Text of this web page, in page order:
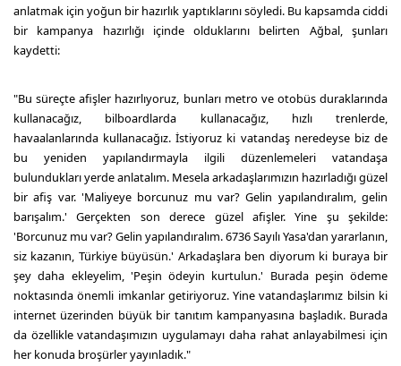
anlatmak için yoğun bir hazırlık yaptıklarını söyledi. Bu kapsamda ciddi
bir kampanya hazırlığı içinde olduklarını belirten Ağbal, şunları
kaydetti:
"Bu süreçte afişler hazırlıyoruz, bunları metro ve otobüs duraklarında
kullanacağız, bilboardlarda kullanacağız, hızlı trenlerde,
havaalanlarında kullanacağız. İstiyoruz ki vatandaş neredeyse biz de
bu yeniden yapılandırmayla ilgili düzenlemeleri vatandaşa
bulundukları yerde anlatalım. Mesela arkadaşlarımızın hazırladığı güzel
bir afiş var. 'Maliyeye borcunuz mu var? Gelin yapılandıralım, gelin
barışalım.' Gerçekten son derece güzel afişler. Yine şu şekilde:
'Borcunuz mu var? Gelin yapılandıralım. 6736 Sayılı Yasa'dan yararlanın,
siz kazanın, Türkiye büyüsün.' Arkadaşlara ben diyorum ki buraya bir
şey daha ekleyelim, 'Peşin ödeyin kurtulun.' Burada peşin ödeme
noktasında önemli imkanlar getiriyoruz. Yine vatandaşlarımız bilsin ki
internet üzerinden büyük bir tanıtım kampanyasına başladık. Burada
da özellikle vatandaşımızın uygulamayı daha rahat anlayabilmesi için
her konuda broşürler yayınladık."